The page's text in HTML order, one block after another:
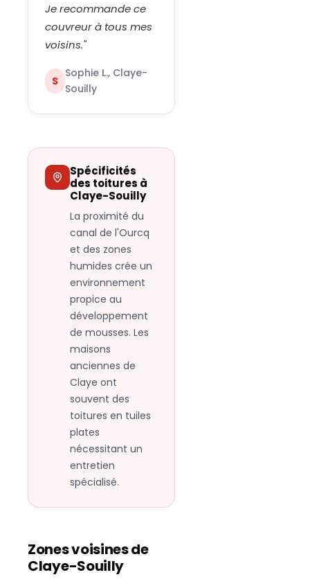
Je recommande ce
couvreur à tous mes
voisins."
S
Sophie L., Claye-
Souilly
Spécificités
des toitures à
Claye-Souilly
La proximité du
canal de l'Ourcq
et des zones
humides crée un
environnement
propice au
développement
de mousses. Les
maisons
anciennes de
Claye ont
souvent des
toitures en tuiles
plates
nécessitant un
entretien
spécialisé.
Zones voisines de
Claye-Souilly